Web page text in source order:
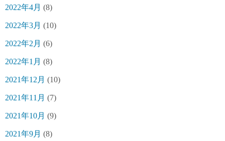
2022年4月 (8)
2022年3月 (10)
2022年2月 (6)
2022年1月 (8)
2021年12月 (10)
2021年11月 (7)
2021年10月 (9)
2021年9月 (8)